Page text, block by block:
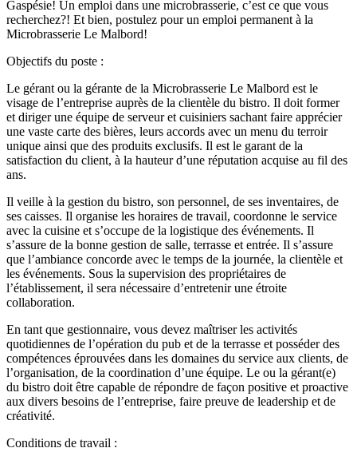
Gaspésie! Un emploi dans une microbrasserie, c’est ce que vous
recherchez?! Et bien, postulez pour un emploi permanent à la
Microbrasserie Le Malbord!
Objectifs du poste :
Le gérant ou la gérante de la Microbrasserie Le Malbord est le
visage de l’entreprise auprès de la clientèle du bistro. Il doit former
et diriger une équipe de serveur et cuisiniers sachant faire apprécier
une vaste carte des bières, leurs accords avec un menu du terroir
unique ainsi que des produits exclusifs. Il est le garant de la
satisfaction du client, à la hauteur d’une réputation acquise au fil des
ans.
Il veille à la gestion du bistro, son personnel, de ses inventaires, de
ses caisses. Il organise les horaires de travail, coordonne le service
avec la cuisine et s’occupe de la logistique des événements. Il
s’assure de la bonne gestion de salle, terrasse et entrée. Il s’assure
que l’ambiance concorde avec le temps de la journée, la clientèle et
les événements. Sous la supervision des propriétaires de
l’établissement, il sera nécessaire d’entretenir une étroite
collaboration.
En tant que gestionnaire, vous devez maîtriser les activités
quotidiennes de l’opération du pub et de la terrasse et posséder des
compétences éprouvées dans les domaines du service aux clients, de
l’organisation, de la coordination d’une équipe. Le ou la gérant(e)
du bistro doit être capable de répondre de façon positive et proactive
aux divers besoins de l’entreprise, faire preuve de leadership et de
créativité.
Conditions de travail :